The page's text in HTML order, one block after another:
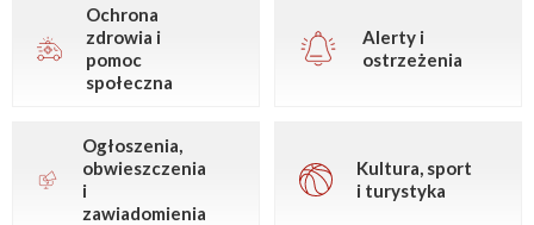
Ochrona
zdrowia i
pomoc
społeczna
Alerty i
ostrzeżenia
Ogłoszenia,
obwieszczenia
i
zawiadomienia
Kultura, sport
i turystyka